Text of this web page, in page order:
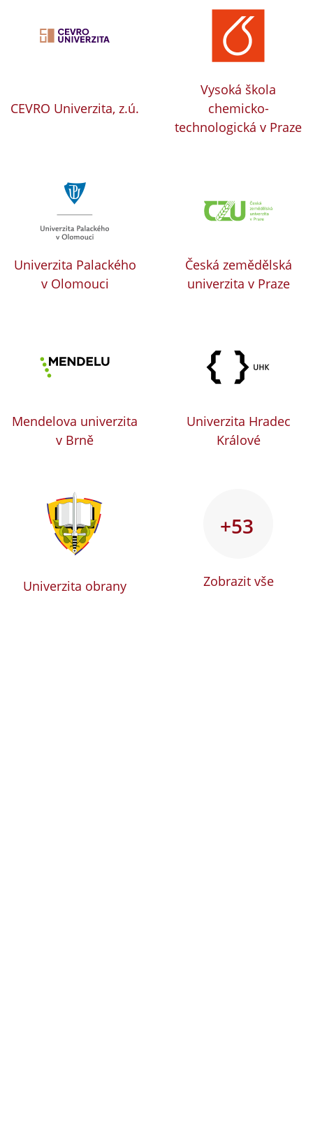
CEVRO Univerzita, z.ú.
Vysoká škola
chemicko-
technologická v Praze
Univerzita Palackého
v Olomouci
Česká zemědělská
univerzita v Praze
Mendelova univerzita
v Brně
Univerzita Hradec
Králové
Univerzita obrany
+53
Zobrazit vše